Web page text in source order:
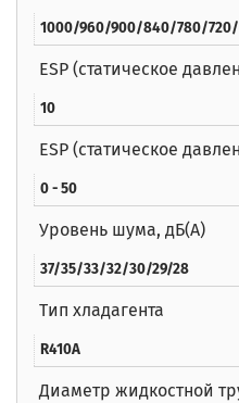
1000/960/900/840/780/
ESP (статическое
10
ESP (статическое
0 - 50
Уровень шума, дБ(A)
37/35/33/32/30/29/28
Тип хладагента
R410A
Диаметр жидкостной